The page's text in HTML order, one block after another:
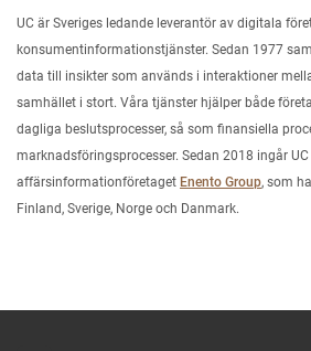
UC är Sveriges ledande leverantör av digitala
konsumentinformationstjänster. Sedan 1977
data till insikter som används i interaktioner
samhället i stort. Våra tjänster hjälper både
dagliga beslutsprocesser, så som finansiella
marknadsföringsprocesser. Sedan 2018 ingår
affärsinformationföretaget Enento Group, som
Finland, Sverige, Norge och Danmark.